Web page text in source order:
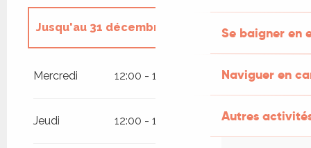
Se baigner en
Naviguer en
Autres
18 avril 2026
Jusqu'au 31 décembre 2026
Mercredi 12:00 - 14:00 19:00 - 22:00
Jeudi 12:00 - 14:00 19:00 - 22:00